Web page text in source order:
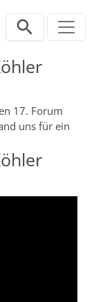
17. Forum
uns für ein